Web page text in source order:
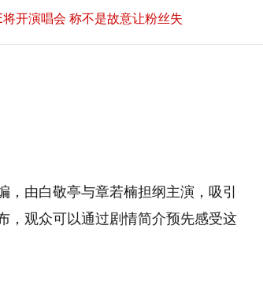
开演唱会 称不是故意让粉丝失
开演唱会 称不是故意让粉丝失
，由白敬亭与章若楠担纲主演，吸引
，观众可以通过剧情简介预先感受这